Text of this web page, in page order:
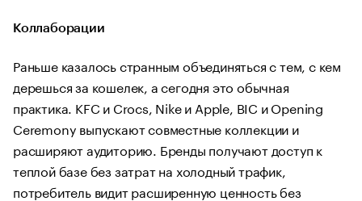
Коллаборации
Раньше казалось странным объединяться с тем, с кем
дерешься за кошелек, а сегодня это обычная
практика. KFC и Crocs, Nike и Apple, BIC и Opening
Ceremony выпускают совместные коллекции и
расширяют аудиторию. Бренды получают доступ к
теплой базе без затрат на холодный трафик,
потребитель видит расширенную ценность без